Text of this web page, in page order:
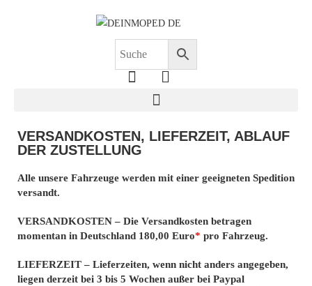
VERSANDKOSTEN, LIEFERZEIT, ABLAUF
DER ZUSTELLUNG
Alle unsere Fahrzeuge werden mit einer geeigneten Spedition
versandt.
VERSANDKOSTEN – Die Versandkosten betragen
momentan in Deutschland 180,00 Euro* pro Fahrzeug.
LIEFERZEIT – Lieferzeiten, wenn nicht anders angegeben,
liegen derzeit bei 3 bis 5 Wochen außer bei Paypal